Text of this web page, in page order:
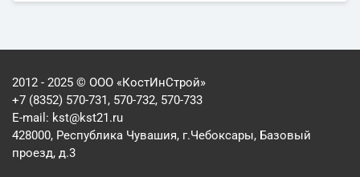
2012 - 2025 © ООО «КостИнСтрой»
+7 (8352) 570-731, 570-732, 570-733
E-mail: kst@kst21.ru
428000, Республика Чувашия, г.Чебоксары, Базовый
проезд, д.3